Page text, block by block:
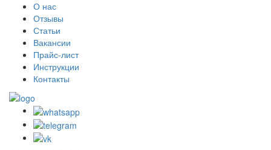
О нас
Отзывы
Статьи
Вакансии
Прайс-лист
Инструкции
Контакты